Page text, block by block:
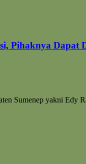
Pihaknya Dapat
Sumenep yakni Edy